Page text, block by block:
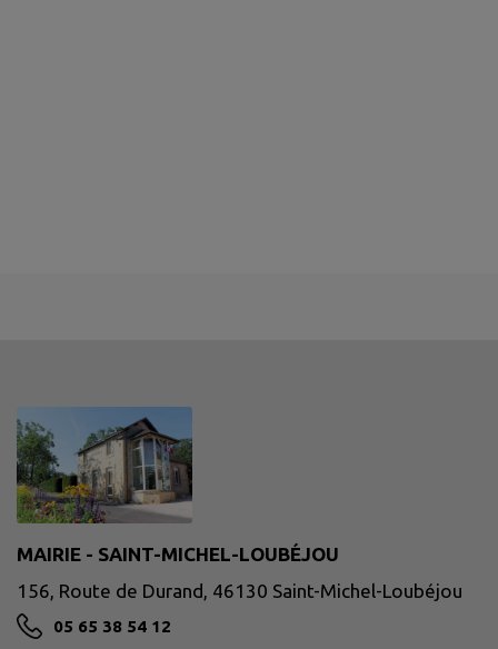
MAIRIE - SAINT-MICHEL-LOUBÉJOU
156, Route de Durand, 46130 Saint-Michel-Loubéjou
05 65 38 54 12